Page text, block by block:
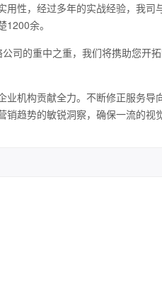
性，经过多年的实战经验，我
余。
司的重中之重，我们将携助您开
机构贡献全力。不断修正服务导
趋势的敏锐洞察，确保一流的视